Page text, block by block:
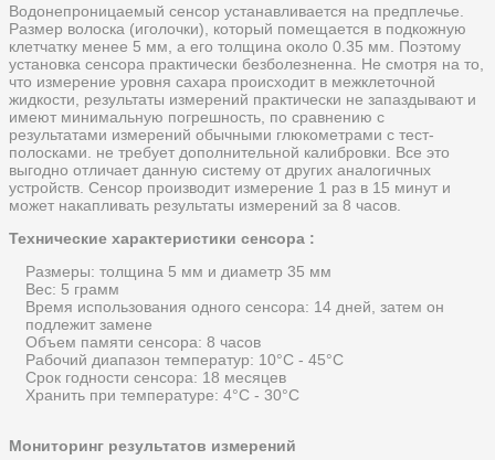
Водонепроницаемый сенсор устанавливается на предплечье.
Размер волоска (иголочки), который помещается в подкожную
клетчатку менее 5 мм, а его толщина около 0.35 мм. Поэтому
установка сенсора практически безболезненна. Не смотря на то,
что измерение уровня сахара происходит в межклеточной
жидкости, результаты измерений практически не запаздывают и
имеют минимальную погрешность, по сравнению с
результатами измерений обычными глюкометрами с тест-
полосками. не требует дополнительной калибровки. Все это
выгодно отличает данную систему от других аналогичных
устройств. Сенсор производит измерение 1 раз в 15 минут и
может накапливать результаты измерений за 8 часов.
Технические характеристики сенсора :
Размеры: толщина 5 мм и диаметр 35 мм
Вес: 5 грамм
Время использования одного сенсора: 14 дней, затем он
подлежит замене
Объем памяти сенсора: 8 часов
Рабочий диапазон температур: 10°C - 45°C
Срок годности сенсора: 18 месяцев
Хранить при температуре: 4°C - 30°C
Мониторинг результатов измерений